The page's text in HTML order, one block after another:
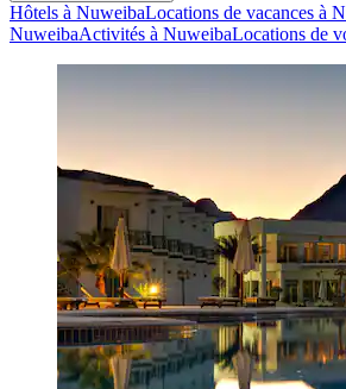
Hôtels à NuweibaLocations de vacances à
NuweibaActivités à NuweibaLocations de